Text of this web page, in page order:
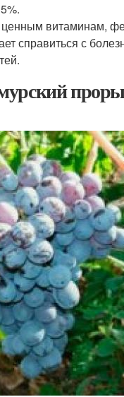
витаминам,
справиться с